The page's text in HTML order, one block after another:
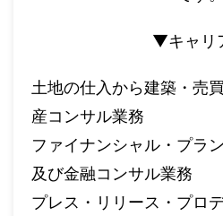
▼キャリ
土地の仕入から建築・売
産コンサル業務
ファイナンシャル・プラ
及び金融コンサル業務
プレス・リリース・プロ